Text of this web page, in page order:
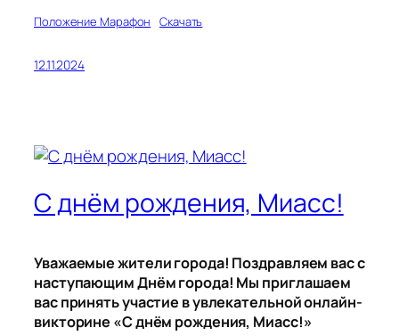
Положение Марафон Скачать
12.11.2024
С днём рождения, Миасс!
Уважаемые жители города! Поздравляем вас с
наступающим Днём города! Мы приглашаем
вас принять участие в увлекательной онлайн-
викторине «С днём рождения, Миасс!»